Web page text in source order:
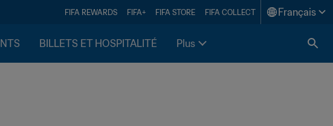
FIFA REWARDS FIFA+ FIFA STORE FIFA COLLECT Français
BILLETS ET HOSPITALITÉ Plus